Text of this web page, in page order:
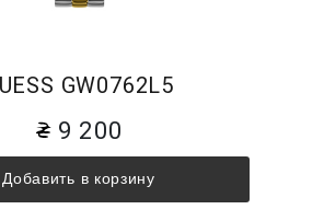
GW0762L5
9 200
Добавить в корзину